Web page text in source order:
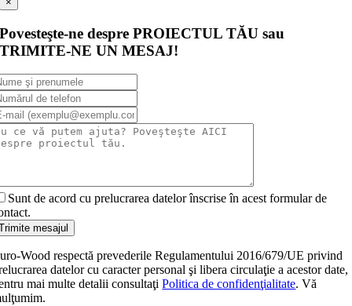
Povesteşte-ne despre PROIECTUL TĂU sau
TRIMITE-NE UN MESAJ!
Sunt de acord cu prelucrarea datelor înscrise în acest formular de
mesajul
Wood respectă prevederile Regulamentului 2016/679/UE privind
datelor cu caracter personal şi libera circulaţie a acestor date,
mai multe detalii consultaţiPolitica de confidenţialitate. Vă